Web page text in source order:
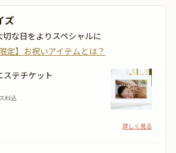
ズ
な日をよりスペシャルに
定】お祝いアイテムとは？
テチケット
料込
詳しく見る